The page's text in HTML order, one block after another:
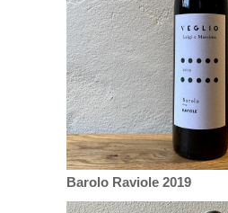
Barolo Raviole 2019